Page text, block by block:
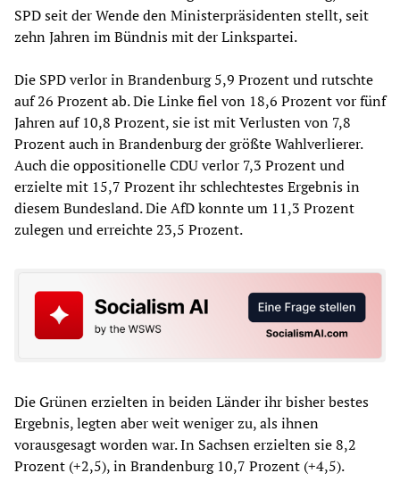
SPD seit der Wende den Ministerpräsidenten stellt, seit
zehn Jahren im Bündnis mit der Linkspartei.
Die SPD verlor in Brandenburg 5,9 Prozent und rutschte
auf 26 Prozent ab. Die Linke fiel von 18,6 Prozent vor fünf
Jahren auf 10,8 Prozent, sie ist mit Verlusten von 7,8
Prozent auch in Brandenburg der größte Wahlverlierer.
Auch die oppositionelle CDU verlor 7,3 Prozent und
erzielte mit 15,7 Prozent ihr schlechtestes Ergebnis in
diesem Bundesland. Die AfD konnte um 11,3 Prozent
zulegen und erreichte 23,5 Prozent.
Die Grünen erzielten in beiden Länder ihr bisher bestes
Ergebnis, legten aber weit weniger zu, als ihnen
vorausgesagt worden war. In Sachsen erzielten sie 8,2
Prozent (+2,5), in Brandenburg 10,7 Prozent (+4,5).